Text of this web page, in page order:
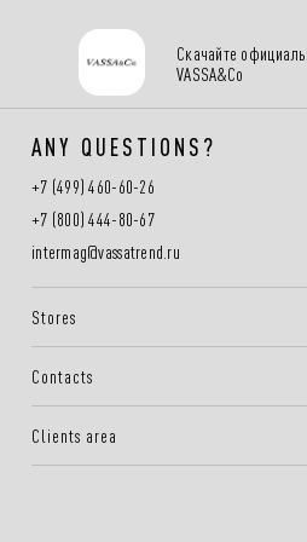
Скачайте
VASSA&Co
ANY QUESTIONS?
+7 (499) 460-60-26
+7 (800) 444-80-67
intermag@vassatrend.ru
Stores
Contacts
Clients area